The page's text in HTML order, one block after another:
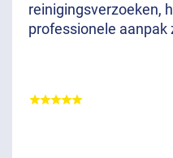
reinigingsverzoeken,
professionele aanpak